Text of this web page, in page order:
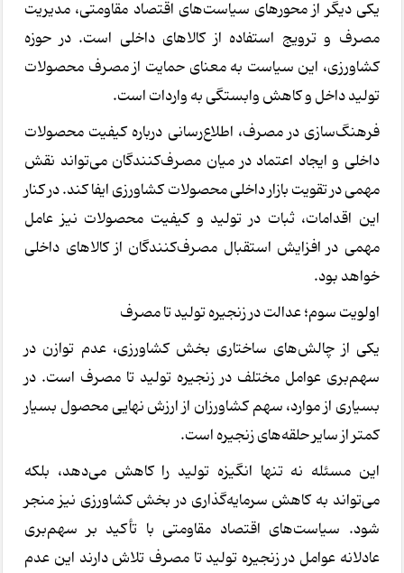
یکی دیگر از محورهای سیاست‌های اقتصاد مقاومتی، مدیریت
مصرف و ترویج استفاده از کالاهای داخلی است. در حوزه
کشاورزی، این سیاست به معنای حمایت از مصرف محصولات
تولید داخل و کاهش وابستگی به واردات است.
فرهنگ‌سازی در مصرف، اطلاع‌رسانی درباره کیفیت محصولات
داخلی و ایجاد اعتماد در میان مصرف‌کنندگان می‌تواند نقش
مهمی در تقویت بازار داخلی محصولات کشاورزی ایفا کند. در کنار
این اقدامات، ثبات در تولید و کیفیت محصولات نیز عامل
مهمی در افزایش استقبال مصرف‌کنندگان از کالاهای داخلی
خواهد بود.
اولویت سوم؛ عدالت در زنجیره تولید تا مصرف
یکی از چالش‌های ساختاری بخش کشاورزی، عدم توازن در
سهم‌بری عوامل مختلف در زنجیره تولید تا مصرف است. در
بسیاری از موارد، سهم کشاورزان از ارزش نهایی محصول بسیار
کمتر از سایر حلقه‌های زنجیره است.
این مسئله نه تنها انگیزه تولید را کاهش می‌دهد، بلکه
می‌تواند به کاهش سرمایه‌گذاری در بخش کشاورزی نیز منجر
شود. سیاست‌های اقتصاد مقاومتی با تأکید بر سهم‌بری
عادلانه عوامل در زنجیره تولید تا مصرف تلاش دارند این عدم